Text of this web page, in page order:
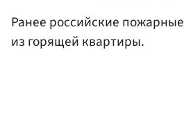
Ранее российские пожарные
из горящей квартиры.